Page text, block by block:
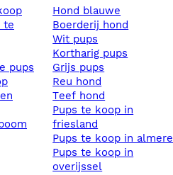
pups
hond blauwe
boerderij hond
wit pups
kortharig pups
grijs pups
reu hond
teef hond
pups te koop in
friesland
pups te koop in almere
pups te koop in
overijssel